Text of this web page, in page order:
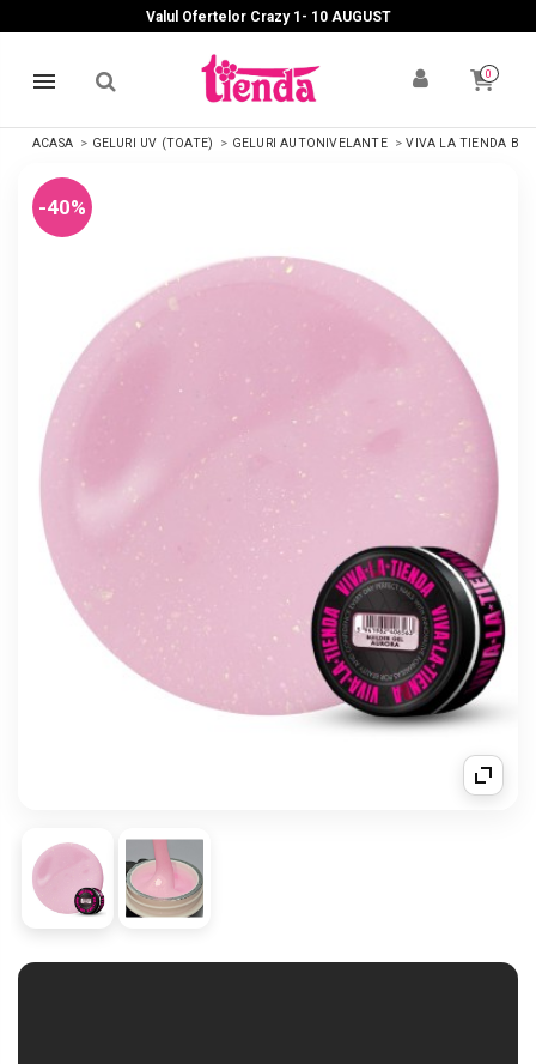
Valul Ofertelor Crazy 1- 10 AUGUST
0
ACASA GELURI UV (TOATE) GELURI AUTONIVELANTE VIVA LA TIENDA
-40%